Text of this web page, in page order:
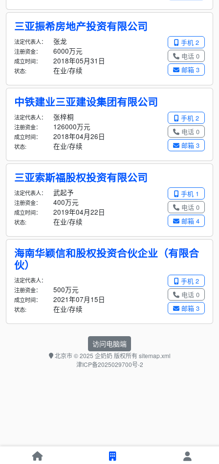
三亚振希房地产投资有限公司
手机 2
电话 0
邮箱 3
法定代表人： 张龙
注册资金： 6000万元
成立时间： 2018年05月31日
状态: 在业/存续
中铁建业三亚建设集团有限公司
手机 2
电话 0
邮箱 3
法定代表人： 张梓桐
注册资金： 126000万元
成立时间： 2018年04月26日
状态: 在业/存续
三亚索斯福股权投资有限公司
手机 1
电话 0
邮箱 4
法定代表人： 武起予
注册资金： 400万元
成立时间： 2019年04月22日
状态: 在业/存续
海南华颖信和股权投资合伙企业（有限合
伙）
手机 2
电话 0
邮箱 3
法定代表人：
注册资金：
500万元
成立时间： 2021年07月15日
状态: 在业/存续
访问电脑端
北京市© 2025 企奶奶 版权所有sitemap.xml
津ICP备2025029700号-2